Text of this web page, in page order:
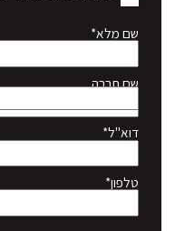
שם מלא*
שם חברה
דוא"ל*
טלפון*